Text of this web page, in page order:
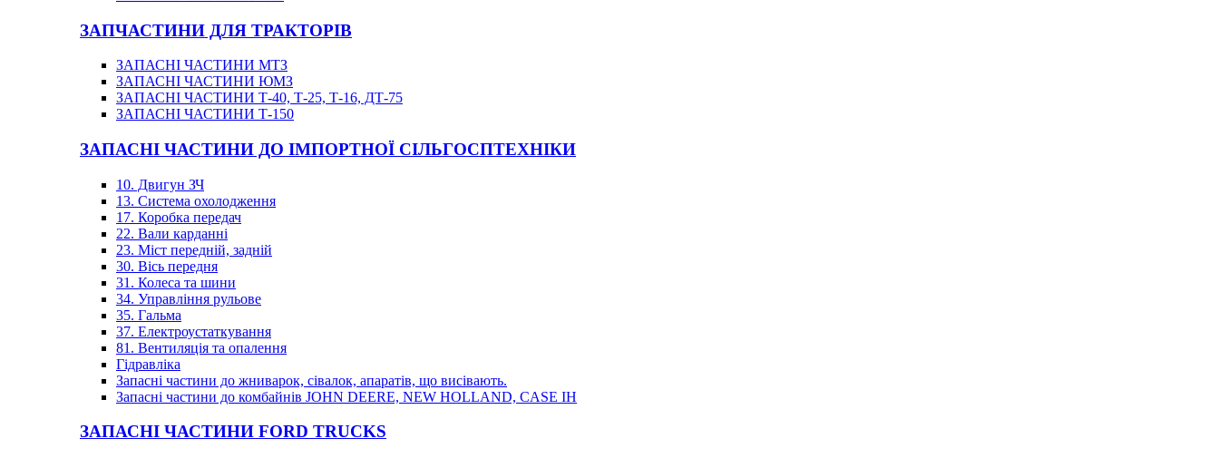
ЗАПЧАСТИНИ ДЛЯ ТРАКТОРІВ
ЗАПАСНІ ЧАСТИНИ МТЗ
ЗАПАСНІ ЧАСТИНИ ЮМЗ
ЗАПАСНІ ЧАСТИНИ Т-40, Т-25, Т-16, ДТ-75
ЗАПАСНІ ЧАСТИНИ Т-150
ЗАПАСНІ ЧАСТИНИ ДО ІМПОРТНОЇ СІЛЬГОСПТЕХНІКИ
10. Двигун ЗЧ
13. Система охолодження
17. Коробка передач
22. Вали карданні
23. Міст передній, задній
30. Вісь передня
31. Колеса та шини
34. Управління рульове
35. Гальма
37. Електроустаткування
81. Вентиляція та опалення
Гідравліка
Запасні частини до жниварок, сівалок, апаратів, що висівають.
Запасні частини до комбайнів JOHN DEERE, NEW HOLLAND, CASE IH
ЗАПАСНІ ЧАСТИНИ FORD TRUCKS